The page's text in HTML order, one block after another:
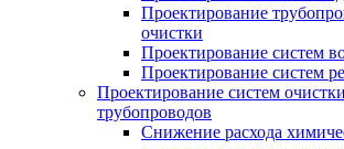
Проектирование
очистки
Проектирование систем
Проектирование систем
Проектирование систем
трубопроводов
Снижение расхода